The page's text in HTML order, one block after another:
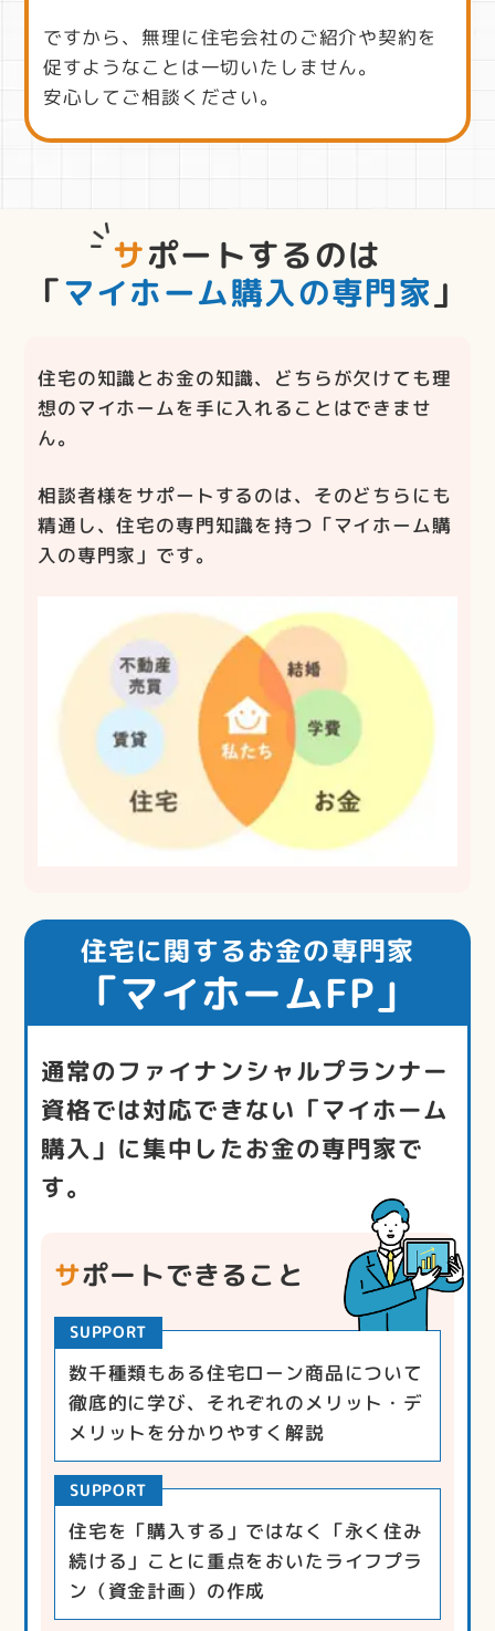
ですから、無理に住宅会社のご紹介や契約を
促すようなことは一切いたしません。
安心してご相談ください。
サポートするのは
「マイホーム購入の専門家 」
住宅の知識とお金の知識、どちらが欠けても理
想のマイホームを手に入れることはできませ
ん。
相談者様をサポートするのは、そのどちらにも
精通し、住宅の専門知識を持つ「マイホーム購
入の専門家」です。
住宅に関するお金の専門家
「マイホームFP」
通常のファイナンシャルプランナー
資格では対応できない「マイホーム
購入」に集中したお金の専門家で
す。
サポートできること
SUPPORT
数千種類もある住宅ローン商品について
徹底的に学び、それぞれのメリット・デ
メリットを分かりやすく解説
SUPPORT
住宅を「購入する」ではなく「永く住み
続ける」ことに重点をおいたライフプラ
ン（資金計画）の作成